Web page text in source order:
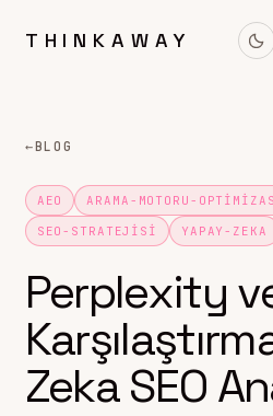
THINKAWAY
←BLOG
AEO
ARAMA-MOTORU-
SEO-STRATEJISI
YAPAY-ZEKA
Perplexity
Zeka SEO